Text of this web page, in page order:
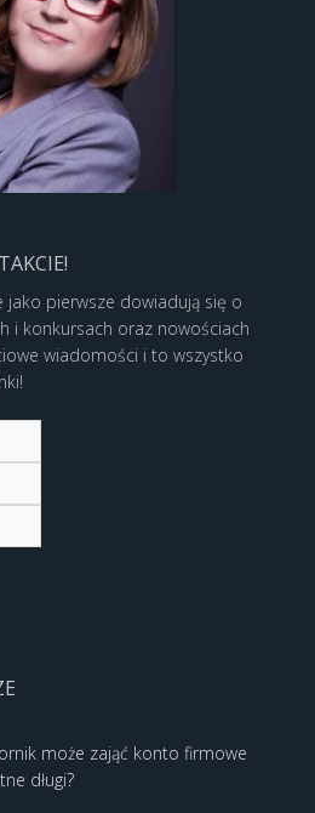
jako pierwsze dowiadują się o
i konkursach oraz nowościach
wiadomości i to wszystko
może zająć konto firmowe
długi?